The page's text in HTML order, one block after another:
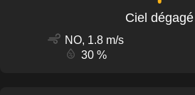
Ciel dégagé
NO, 1.8 m/s
30 %